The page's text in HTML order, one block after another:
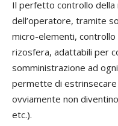
Il perfetto controllo della
dell’operatore, tramite
micro-elementi, controllo
rizosfera, adattabili per
somministrazione ad
permette di estrinsecare
ovviamente non
etc.).